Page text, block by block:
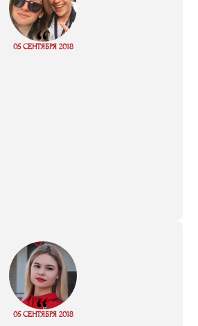
“
05 СЕНТЯБРЯ 2018
“
05 СЕНТЯБРЯ 2018